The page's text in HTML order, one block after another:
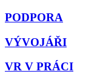
PODPORA
VÝVOJÁŘI
VR V PRÁCI